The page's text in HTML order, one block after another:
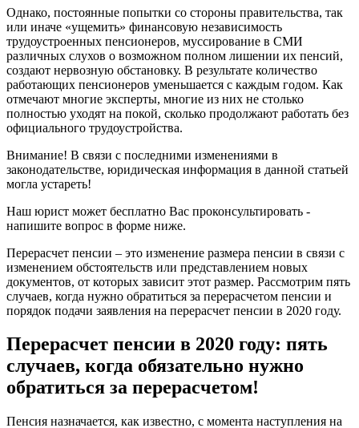
Однако, постоянные попытки со стороны правительства, так
или иначе «ущемить» финансовую независимость
трудоустроенных пенсионеров, муссирование в СМИ
различных слухов о возможном полном лишении их пенсий,
создают нервозную обстановку. В результате количество
работающих пенсионеров уменьшается с каждым годом. Как
отмечают многие эксперты, многие из них не столько
полностью уходят на покой, сколько продолжают работать без
официального трудоустройства.
Внимание! В связи с последними изменениями в
законодательстве, юридическая информация в данной статьей
могла устареть!
Наш юрист может бесплатно Вас проконсультировать -
напишите вопрос в форме ниже.
Перерасчет пенсии – это изменение размера пенсии в связи с
изменением обстоятельств или представлением новых
документов, от которых зависит этот размер. Рассмотрим пять
случаев, когда нужно обратиться за перерасчетом пенсии и
порядок подачи заявления на перерасчет пенсии в 2020 году.
Перерасчет пенсии в 2020 году: пять
случаев, когда обязательно нужно
обратиться за перерасчетом!
Пенсия назначается, как известно, с момента наступления на